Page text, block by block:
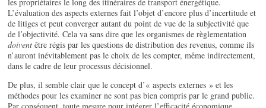
L’évaluation des aspects externes fait l’objet d’encore plus d’incertitude et
de litiges et peut converger autant du point de vue de la subjectivité que
de l’objectivité. Cela va sans dire que les organismes de règlementation
doivent être régis par les questions de distribution des revenus, comme ils
n’auront inévitablement pas le choix de les compter, même indirectement,
dans le cadre de leur processus décisionnel.
De plus, il semble clair que le concept d’« aspects externes » et les
méthodes pour les examiner ne sont pas bien compris par le grand public.
Par conséquent, toute mesure pour intégrer l’efficacité économique